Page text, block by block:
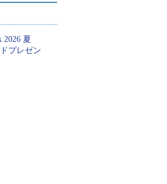
2026 夏
プレゼン